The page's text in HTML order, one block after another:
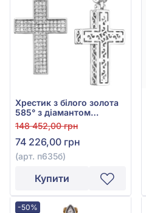
Хрестик з білого золота
585° з діамантом
0,395ct, арт. п635б
148 452,00 грн
74 226,00 грн
(арт. п635б)
Купити
-50%